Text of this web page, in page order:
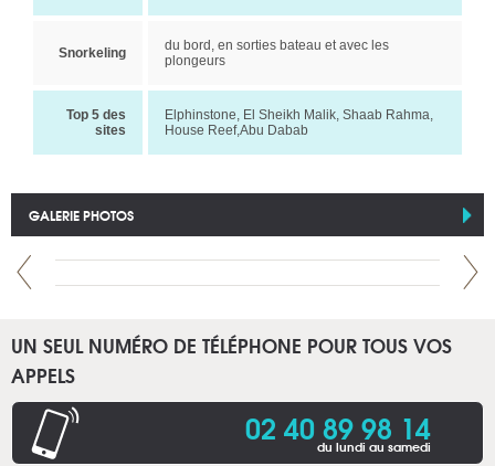
Snorkeling
du bord, en sorties bateau et avec les
plongeurs
Top 5 des
sites
Elphinstone, El Sheikh Malik, Shaab Rahma,
House Reef,Abu Dabab
GALERIE PHOTOS
UN SEUL NUMÉRO DE TÉLÉPHONE POUR TOUS VOS
APPELS
02 40 89 98 14
du lundi au samedi